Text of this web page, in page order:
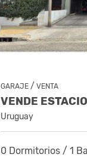
GARAJE / VENTA
Uruguay
0 Dormitorios / 1